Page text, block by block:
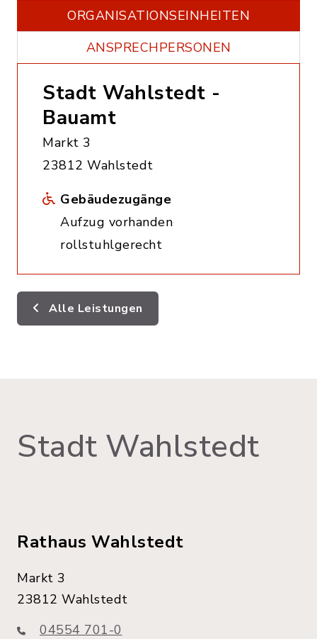
ORGANISATIONS­EINHEITEN
ANSPRECHPERSONEN
Stadt Wahlstedt -
Bauamt
Markt 3
23812 Wahlstedt
Gebäudezugänge
Aufzug vorhanden
rollstuhlgerecht
Alle Leistungen
Stadt Wahlstedt
Rathaus Wahlstedt
Markt 3
23812 Wahlstedt
04554 701-0